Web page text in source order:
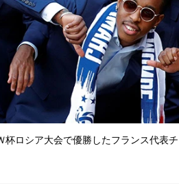
杯ロシア大会で優勝したフランス代表